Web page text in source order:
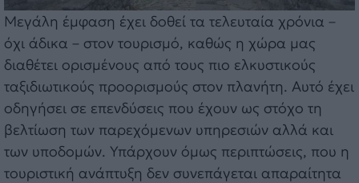
Μεγάλη έμφαση έχει δοθεί τα τελευταία χρόνια –
όχι άδικα – στον τουρισμό, καθώς η χώρα μας
διαθέτει ορισμένους από τους πιο ελκυστικούς
ταξιδιωτικούς προορισμούς στον πλανήτη. Αυτό έχει
οδηγήσει σε επενδύσεις που έχουν ως στόχο τη
βελτίωση των παρεχόμενων υπηρεσιών αλλά και
των υποδομών. Υπάρχουν όμως περιπτώσεις, που η
τουριστική ανάπτυξη δεν συνεπάγεται απαραίτητα